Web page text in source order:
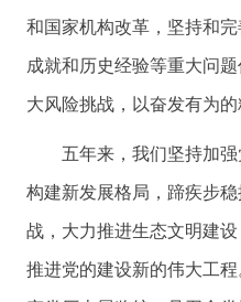
和国家机构改革，坚持和
成就和历史经验等重大问
大风险挑战，以奋发有为
五年来，我们坚持加
构建新发展格局，蹄疾步
战，大力推进生态文明建
推进党的建设新的伟大工